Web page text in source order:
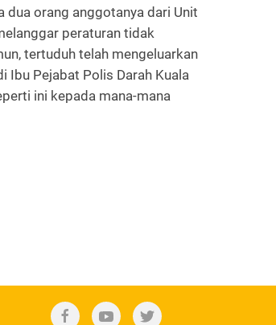
dua orang anggotanya dari Unit
peraturan tidak
tertuduh telah mengeluarkan
Ibu Pejabat Polis Darah Kuala
ini kepada mana-mana